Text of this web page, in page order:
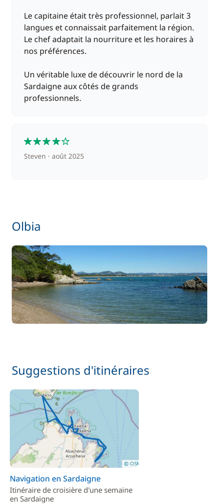
Le capitaine était très professionnel, parlait 3
langues et connaissait parfaitement la région.
Le chef adaptait la nourriture et les horaires à
nos préférences.
Un véritable luxe de découvrir le nord de la
Sardaigne aux côtés de grands
professionnels.
Steven août 2025
Olbia
Suggestions d'itinéraires
Navigation en Sardaigne
Itinéraire de croisière d'une semaine
en Sardaigne